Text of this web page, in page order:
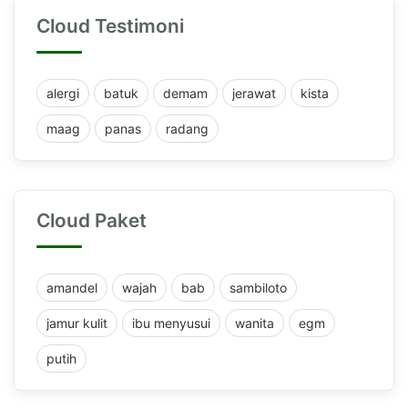
Cloud Testimoni
alergi batuk demam jerawat kista
maag panas radang
Cloud Paket
amandel wajah bab sambiloto
jamur kulit ibu menyusui wanita egm
putih